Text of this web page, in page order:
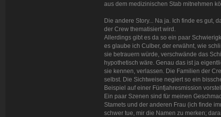
aus dem medizinischen Stab mitnehmen
Die andere Story... Na ja. Ich finde es gut,
der Crew thematisiert wird.
Allerdings gibt es da so ein paar
es glaube ich Culber, der erwähnt, wie
sie betrauern würde, verschwände das
hypothetisch wäre. Genau das ist ja
sie kennen, verlassen. Die Familien der
selbst. Die Sichtweise negiert so ein
Beispiel auf einer Fünfjahresmission
Ein paar Szenen sind für meinen
Stamets und der anderen Frau (ich finde
schwer tue, mir die Namen zu merken;